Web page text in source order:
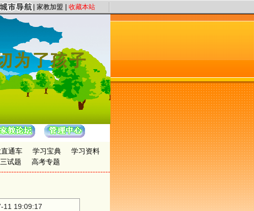
心”为服务宗旨，以“证件认证、星级评定”保证教员质量，以“系统化、高质量、
家教加盟 收藏本站
通车 学习宝典
学习资料
试题 高考专题
19:09:17